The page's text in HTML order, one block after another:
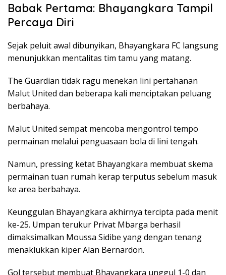
Babak Pertama: Bhayangkara Tampil
Percaya Diri
Sejak peluit awal dibunyikan, Bhayangkara FC langsung
menunjukkan mentalitas tim tamu yang matang.
The Guardian tidak ragu menekan lini pertahanan
Malut United dan beberapa kali menciptakan peluang
berbahaya.
Malut United sempat mencoba mengontrol tempo
permainan melalui penguasaan bola di lini tengah.
Namun, pressing ketat Bhayangkara membuat skema
permainan tuan rumah kerap terputus sebelum masuk
ke area berbahaya.
Keunggulan Bhayangkara akhirnya tercipta pada menit
ke-25. Umpan terukur Privat Mbarga berhasil
dimaksimalkan Moussa Sidibe yang dengan tenang
menaklukkan kiper Alan Bernardon.
Gol tersebut membuat Bhayangkara unggul 1-0 dan